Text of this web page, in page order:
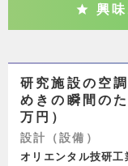
興味
研究施設の空
めきの瞬間の
万円）
設計（設備）
オリエンタル技研工